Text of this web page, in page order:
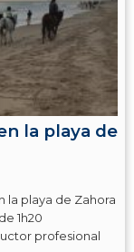
la playa de
la playa de Zahora
1h20
profesional